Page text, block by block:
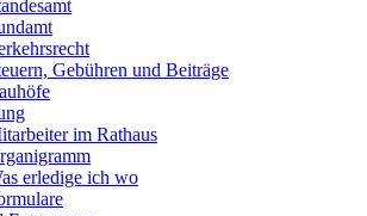
Gebühren und Beiträge
im Rathaus
erledige ich wo